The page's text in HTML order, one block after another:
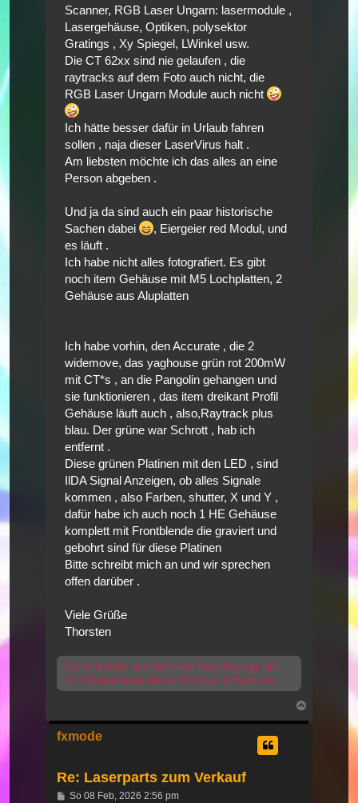
Scanner, RGB Laser Ungarn: lasermodule ,
Lasergehäuse, Optiken, polysektor
Gratings , Xy Spiegel, LWinkel usw.
Die CT 62xx sind nie gelaufen , die
raytracks auf dem Foto auch nicht, die
RGB Laser Ungarn Module auch nicht
Ich hätte besser dafür in Urlaub fahren
sollen , naja dieser LaserVirus halt .
Am liebsten möchte ich das alles an eine
Person abgeben .
Und ja da sind auch ein paar historische
Sachen dabei
, Eiergeier red Modul, und
es läuft .
Ich habe nicht alles fotografiert. Es gibt
noch item Gehäuse mit M5 Lochplatten, 2
Gehäuse aus Aluplatten
Ich habe vorhin, den Accurate , die 2
widemove, das yaghouse grün rot 200mW
mit CT*s , an die Pangolin gehangen und
sie funktionieren , das item dreikant Profil
Gehäuse läuft auch , also,Raytrack plus
blau. Der grüne war Schrott , hab ich
entfernt .
Diese grünen Platinen mit den LED , sind
IlDA Signal Anzeigen, ob alles Signale
kommen , also Farben, shutter, X und Y ,
dafür habe ich auch noch 1 HE Gehäuse
komplett mit Frontblende die graviert und
gebohrt sind für diese Platinen
Bitte schreibt mich an und wir sprechen
offen darüber .
Viele Grüße
Thorsten
Du hast keine ausreichende Berechtigung, um
die Dateianhänge dieses Beitrags anzusehen.
fxmode
Re: Laserparts zum Verkauf
Beitrag
So 08 Feb, 2026 2:56 pm